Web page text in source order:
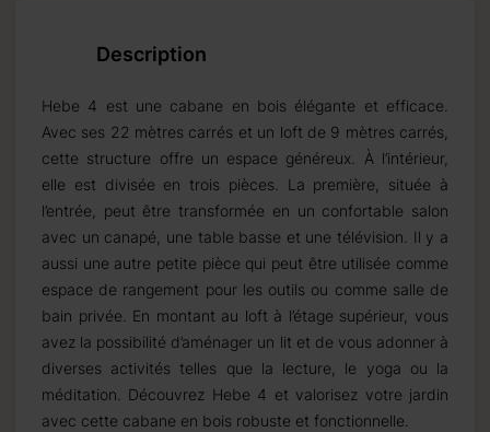
Description
Hebe 4 est une cabane en bois élégante et efficace.
Avec ses 22 mètres carrés et un loft de 9 mètres carrés,
cette structure offre un espace généreux. À l’intérieur,
elle est divisée en trois pièces. La première, située à
l’entrée, peut être transformée en un confortable salon
avec un canapé, une table basse et une télévision. Il y a
aussi une autre petite pièce qui peut être utilisée comme
espace de rangement pour les outils ou comme salle de
bain privée. En montant au loft à l’étage supérieur, vous
avez la possibilité d’aménager un lit et de vous adonner à
diverses activités telles que la lecture, le yoga ou la
méditation. Découvrez Hebe 4 et valorisez votre jardin
avec cette cabane en bois robuste et fonctionnelle.